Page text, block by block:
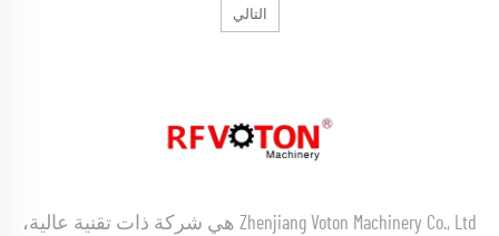
التالي
Zhenjiang Voton Machinery Co., Ltd هي شركة ذات تقنية عالية،